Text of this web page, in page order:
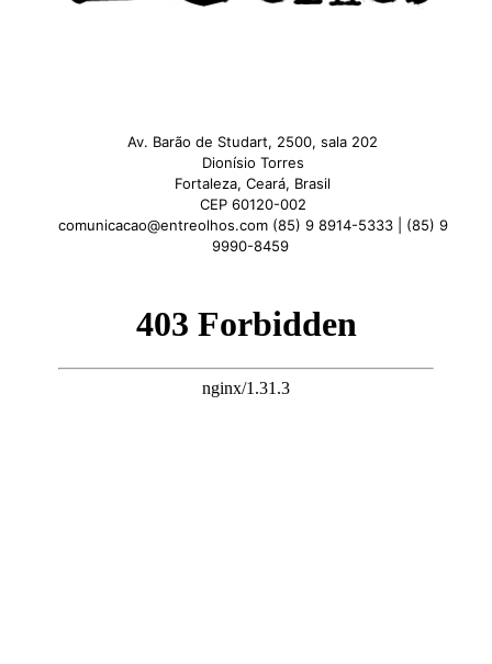
Av. Barão de Studart, 2500, sala 202
Dionísio Torres
Fortaleza, Ceará, Brasil
CEP 60120-002
comunicacao@entreolhos.com (85) 9 8914-5333 | (85) 9
9990-8459